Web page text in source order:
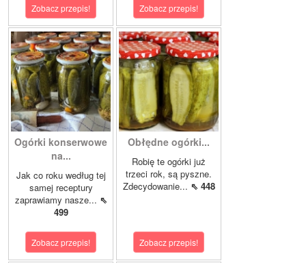
Zobacz przepis! Zobacz przepis!
Ogórki konserwowe
na...
Jak co roku według tej
samej receptury
zaprawiamy nasze... ⇖
499
Zobacz przepis!
Obłędne ogórki...
Robię te ogórki już
trzeci rok, są pyszne.
Zdecydowanie... ⇖ 448
Zobacz przepis!